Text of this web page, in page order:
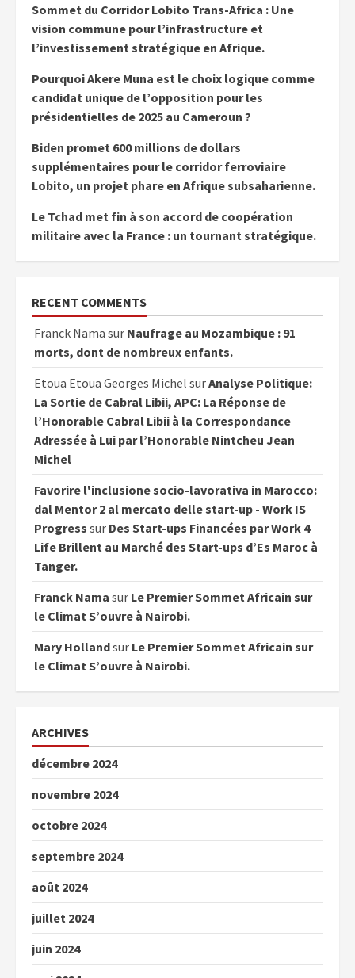
Sommet du Corridor Lobito Trans-Africa : Une
vision commune pour l’infrastructure et
l’investissement stratégique en Afrique.
Pourquoi Akere Muna est le choix logique comme
candidat unique de l’opposition pour les
présidentielles de 2025 au Cameroun ?
Biden promet 600 millions de dollars
supplémentaires pour le corridor ferroviaire
Lobito, un projet phare en Afrique subsaharienne.
Le Tchad met fin à son accord de coopération
militaire avec la France : un tournant stratégique.
RECENT COMMENTS
Franck Nama sur Naufrage au Mozambique : 91
morts, dont de nombreux enfants.
Etoua Etoua Georges Michel surAnalyse Politique:
La Sortie de Cabral Libii, APC: La Réponse de
l’Honorable Cabral Libii à la Correspondance
Adressée à Lui par l’Honorable Nintcheu Jean
Michel
Favorire l'inclusione socio-lavorativa in Marocco:
dal Mentor 2 al mercato delle start-up - Work IS
Progress sur Des Start-ups Financées par Work 4
Life Brillent au Marché des Start-ups d’Es Maroc à
Tanger.
Franck Nama sur Le Premier Sommet Africain sur
le Climat S’ouvre à Nairobi.
Mary Hollandsur Le Premier Sommet Africain sur
le Climat S’ouvre à Nairobi.
ARCHIVES
décembre 2024
novembre 2024
octobre 2024
septembre 2024
août 2024
juillet 2024
juin 2024